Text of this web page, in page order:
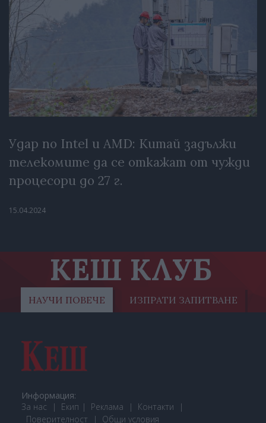
Удар по Intel и AMD: Китай задължи
телекомите да се откажат от чужди
процесори до 27 г.
15.04.2024
КЕШ КЛУБ
НАУЧИ ПОВЕЧЕ ИЗПРАТИ ЗАПИТВАНЕ
Информация:
За нас
Екип Реклама
Контакти
Поверителност
Общи условия